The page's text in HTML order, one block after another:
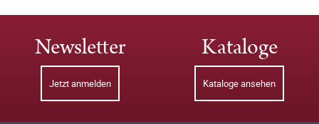
Newsletter
Jetzt anmelden
Kataloge
Kataloge ansehen